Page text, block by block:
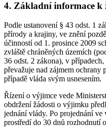
4. Základní informace k
Podle ustanovení § 43 odst. 1
přírody a krajiny, ve znění
účinností od 1. prosince 2009
zvláště chráněných územích
36 odst. 2 zákona), v
převažuje nad zájmem
případě vláda svým usnesením.
Řízení o výjimce vede
obdržení žádosti o výjimku
jednání vlády. Po projednání
prostředí do 30 dnů rozhodnutí